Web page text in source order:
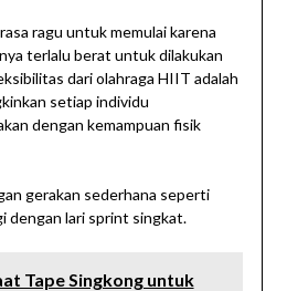
ragu untuk memulai karena
terlalu berat untuk dilakukan
dari olahraga HIIT adalah
setiap individu
dengan kemampuan fisik
gerakan sederhana seperti
dengan lari sprint singkat.
Tape Singkong untuk